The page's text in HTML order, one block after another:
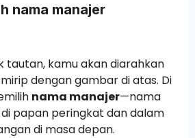
nama manajer
tautan, kamu akan diarahkan
dengan gambar di atas. Di
nama manajer—nama
papan peringkat dan dalam
di masa depan.